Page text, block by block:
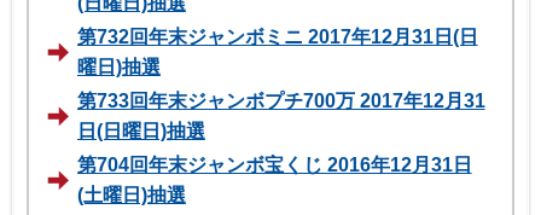
第732回年末ジャンボミニ 2017年12月31日(日
曜日)抽選
第733回年末ジャンボプチ700万 2017年12月31
日(日曜日)抽選
第704回年末ジャンボ宝くじ 2016年12月31日
(土曜日)抽選